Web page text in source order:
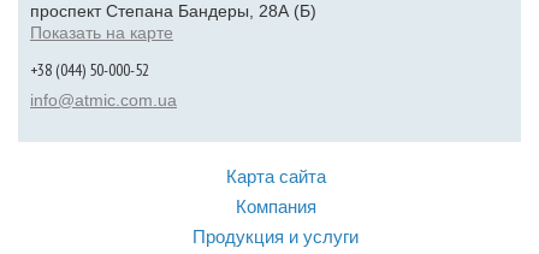
проспект Степана Бандеры, 28А (Б)
Показать на карте
+38 (044) 50-000-52
info@atmic.com.ua
Карта сайта
Компания
Продукция и услуги